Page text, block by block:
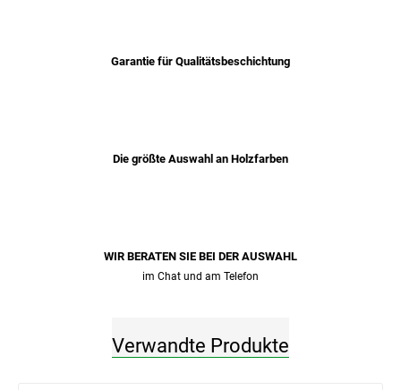
Garantie für Qualitätsbeschichtung
Die größte Auswahl an Holzfarben
WIR BERATEN SIE BEI ​​DER AUSWAHL
im Chat und am Telefon
Verwandte Produkte